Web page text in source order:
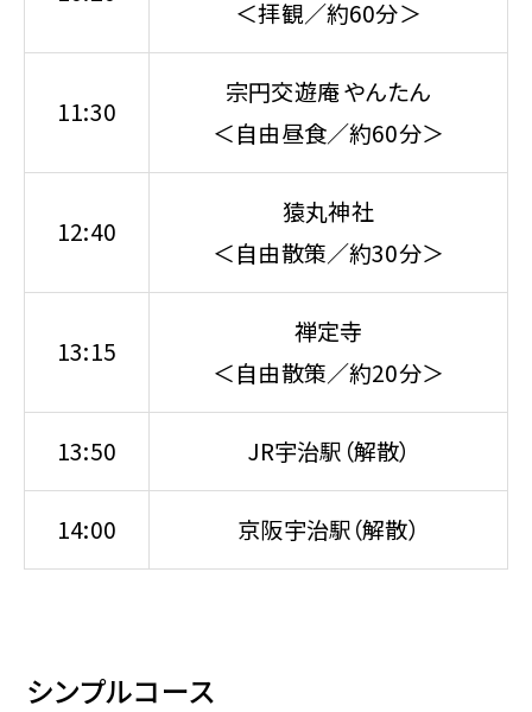
＜拝観／約60分＞
11:30
宗円交遊庵 やんたん
＜自由昼食／約60分＞
12:40
猿丸神社
＜自由散策／約30分＞
13:15
禅定寺
＜自由散策／約20分＞
13:50 JR宇治駅（解散）
14:00 京阪宇治駅（解散）
シンプルコース